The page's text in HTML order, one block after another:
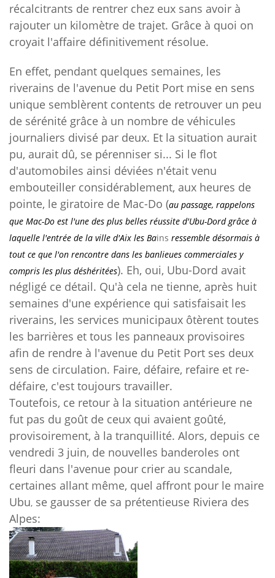
récalcitrants de rentrer chez eux sans avoir à
rajouter un kilomètre de trajet. Grâce à quoi on
croyait l'affaire définitivement résolue.
En effet, pendant quelques semaines, les
riverains de l'avenue du Petit Port mise en sens
unique semblèrent contents de retrouver un peu
de sérénité grâce à un nombre de véhicules
journaliers divisé par deux. Et la situation aurait
pu, aurait dû, se pérenniser si... Si le flot
d'automobiles ainsi déviées n'était venu
embouteiller considérablement, aux heures de
pointe, le giratoire de Mac-Do (au passage, rappelons
que Mac-Do est l'une des plus belles réussite d'Ubu-Dord grâce à
laquelle l'entrée de la ville d'Aix les Bains ressemble désormais à
tout ce que l'on rencontre dans les banlieues commerciales y
compris les plus déshéritées). Eh, oui, Ubu-Dord avait
négligé ce détail. Qu'à cela ne tienne, après huit
semaines d'une expérience qui satisfaisait les
riverains, les services municipaux ôtèrent toutes
les barrières et tous les panneaux provisoires
afin de rendre à l'avenue du Petit Port ses deux
sens de circulation. Faire, défaire, refaire et re-
défaire, c'est toujours travailler.
Toutefois, ce retour à la situation antérieure ne
fut pas du goût de ceux qui avaient goûté,
provisoirement, à la tranquillité. Alors, depuis ce
vendredi 3 juin, de nouvelles banderoles ont
fleuri dans l'avenue pour crier au scandale,
certaines allant même, quel affront pour le maire
Ubu, se gausser de sa prétentieuse Riviera des
Alpes: